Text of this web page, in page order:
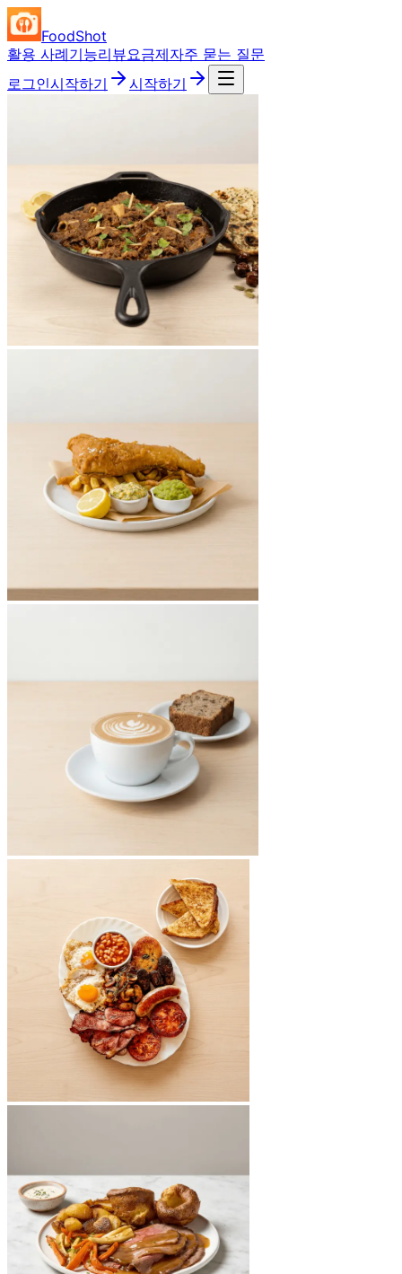
FoodShot
활용 사례기능리뷰요금제자주 묻는 질문
로그인시작하기 시작하기